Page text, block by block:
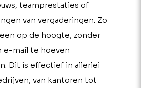
teamprestaties of
van vergaderingen. Zo
op de hoogte, zonder
e-mail te hoeven
Dit is effectief in allerlei
van kantoren tot